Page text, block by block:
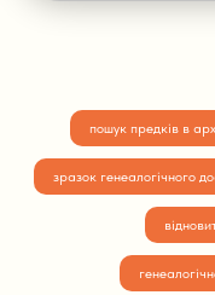
пошук предків в
зразок генеалогічного